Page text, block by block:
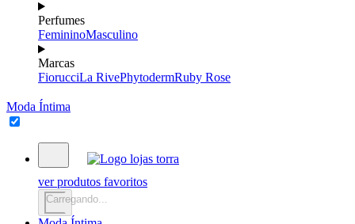
Perfumes
FemininoMasculino
Marcas
FiorucciLa RivePhytodermRuby Rose
Moda Íntima
ver produtos favoritos
Carregando...